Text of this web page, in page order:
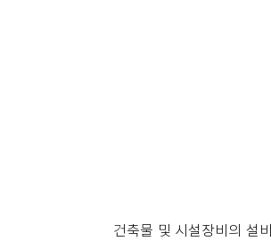
건축물 및 시설장비의 설